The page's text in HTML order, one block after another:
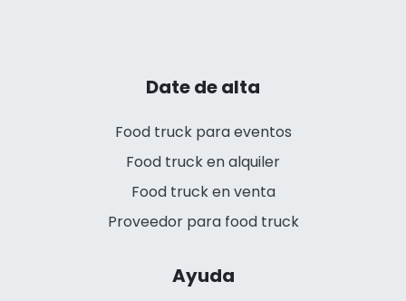
Date de alta
Food truck para eventos
Food truck en alquiler
Food truck en venta
Proveedor para food truck
Ayuda